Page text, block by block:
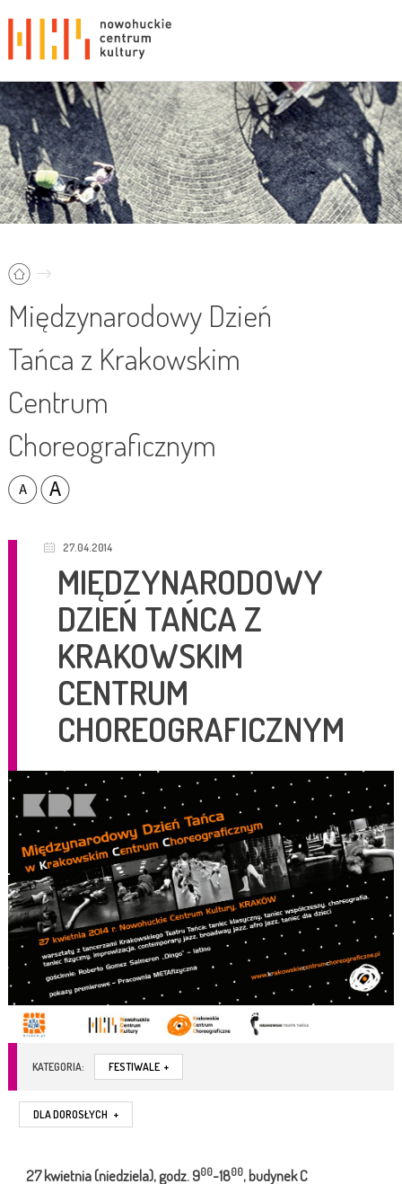
Międzynarodowy Dzień
Tańca z Krakowskim
Centrum
Choreograficznym
27.04.2014
MIĘDZYNARODOWY
DZIEŃ TAŃCA Z
KRAKOWSKIM
CENTRUM
CHOREOGRAFICZNYM
KATEGORIA: FESTIWALE +
DLA DOROSŁYCH +
27 kwietnia (niedziela), godz. 900-1800, budynek C